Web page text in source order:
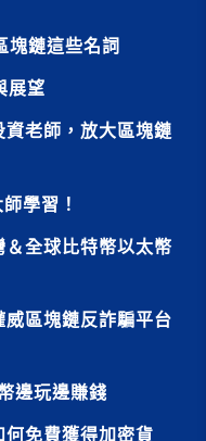
塊鏈這些名詞
展望
老師，放大區塊鏈
學習！
全球比特幣以太幣
區塊鏈反詐騙平台
邊玩邊賺錢
免費獲得加密貨